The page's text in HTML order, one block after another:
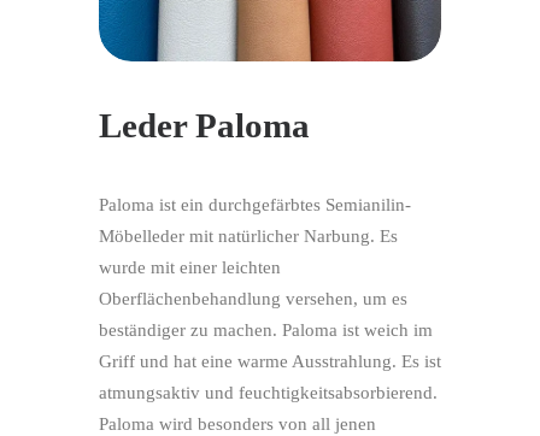
Leder Paloma
Paloma ist ein durchgefärbtes Semianilin-
Möbelleder mit natürlicher Narbung. Es
wurde mit einer leichten
Oberflächenbehandlung versehen, um es
beständiger zu machen. Paloma ist weich im
Griff und hat eine warme Ausstrahlung. Es ist
atmungsaktiv und feuchtigkeitsabsorbierend.
Paloma wird besonders von all jenen